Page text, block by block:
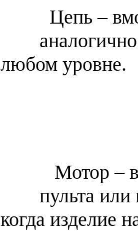
Цепь –
любом уровне.
Мотор –
пульта
когда изделие